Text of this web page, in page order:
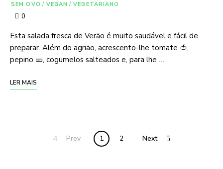
SEM OVO / VEGAN / VEGETARIANO
0
Esta salada fresca de Verão é muito saudável e fácil de
preparar. Além do agrião, acrescento-lhe tomate 🍅,
pepino 🥒, cogumelos salteados e, para lhe …
LER MAIS
Prev 1 2 Next